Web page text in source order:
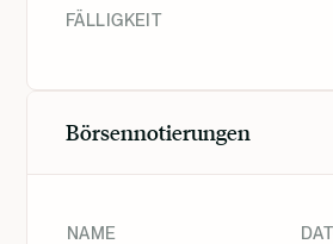
FÄLLIGKEIT
Börsennotierungen
NAME